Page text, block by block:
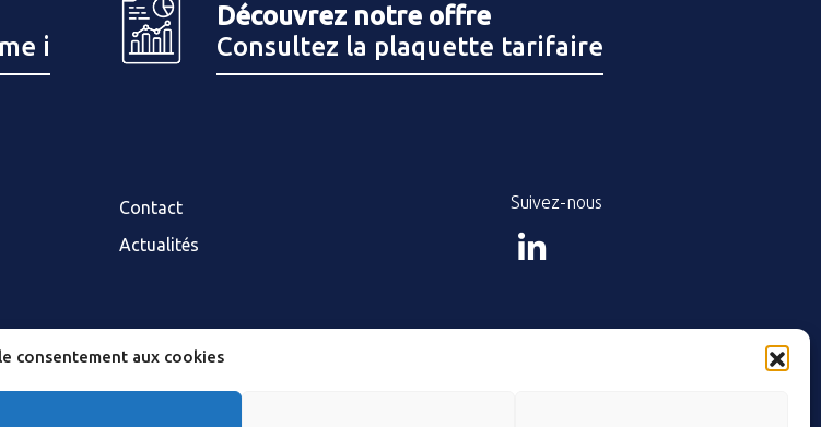
consentement aux cookies
i
Découvrez notre offre
Consultez la plaquette tarifaire
Contact
Actualités
Suivez-nous